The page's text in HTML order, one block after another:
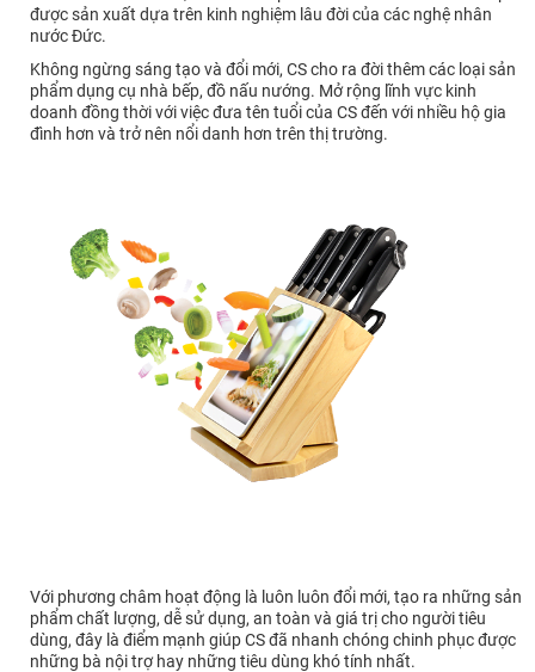
được sản xuất dựa trên kinh nghiệm lâu đời của các nghệ nhân
nước Đức.
Không ngừng sáng tạo và đổi mới, CS cho ra đời thêm các loại sản
phẩm dụng cụ nhà bếp, đồ nấu nướng. Mở rộng lĩnh vực kinh
doanh đồng thời với việc đưa tên tuổi của CS đến với nhiều hộ gia
đình hơn và trở nên nổi danh hơn trên thị trường.
Với phương châm hoạt động là luôn luôn đổi mới, tạo ra những sản
phẩm chất lượng, dễ sử dụng, an toàn và giá trị cho người tiêu
dùng, đây là điểm mạnh giúp CS đã nhanh chóng chinh phục được
những bà nội trợ hay những tiêu dùng khó tính nhất.